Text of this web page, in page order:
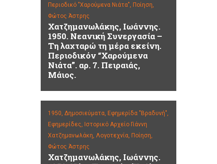
Περιοδικό "Χαρούμενα Νιάτα", Ποίηση,
Φώτος Άστρης
Χατζημανωλάκης, Ιωάννης.
1950. Νεανική Συνεργασία –
Τη λαχταρώ τη μέρα εκείνη.
Περιοδικόν “Χαρούμενα
Νιάτα”. αρ. 7. Πειραιάς,
Μάιος.
1950, Δημοσιεύματα, Εφημερίδα "Βραδυνή",
Εφημερίδες, Ιστορικό Αρχείο Γιάννη
Χατζημανωλάκη, Λογοτεχνία, Ποίηση,
Φώτος Άστρης
Χατζημανωλάκης, Ιωάννης.